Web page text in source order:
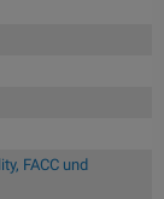
FACC und